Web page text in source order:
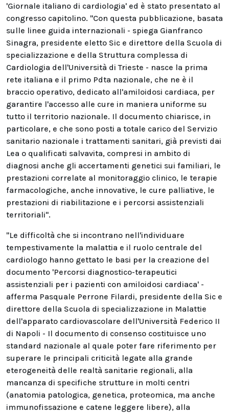
'Giornale italiano di cardiologia' ed è stato presentato al
congresso capitolino. "Con questa pubblicazione, basata
sulle linee guida internazionali - spiega Gianfranco
Sinagra, presidente eletto Sic e direttore della Scuola di
specializzazione e della Struttura complessa di
Cardiologia dell'Università di Trieste - nasce la prima
rete italiana e il primo Pdta nazionale, che ne è il
braccio operativo, dedicato all'amiloidosi cardiaca, per
garantire l'accesso alle cure in maniera uniforme su
tutto il territorio nazionale. Il documento chiarisce, in
particolare, e che sono posti a totale carico del Servizio
sanitario nazionale i trattamenti sanitari, già previsti dai
Lea o qualificati salvavita, compresi in ambito di
diagnosi anche gli accertamenti genetici sui familiari, le
prestazioni correlate al monitoraggio clinico, le terapie
farmacologiche, anche innovative, le cure palliative, le
prestazioni di riabilitazione e i percorsi assistenziali
territoriali".
"Le difficoltà che si incontrano nell'individuare
tempestivamente la malattia e il ruolo centrale del
cardiologo hanno gettato le basi per la creazione del
documento 'Percorsi diagnostico-terapeutici
assistenziali per i pazienti con amiloidosi cardiaca' -
afferma Pasquale Perrone Filardi, presidente della Sic e
direttore della Scuola di specializzazione in Malattie
dell'apparato cardiovascolare dell'Università Federico II
di Napoli - Il documento di consenso costituisce uno
standard nazionale al quale poter fare riferimento per
superare le principali criticità legate alla grande
eterogeneità delle realtà sanitarie regionali, alla
mancanza di specifiche strutture in molti centri
(anatomia patologica, genetica, proteomica, ma anche
immunofissazione e catene leggere libere), alla